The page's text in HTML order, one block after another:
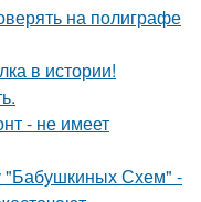
на полиграфе
в истории!
- не имеет
"Бабушкиных Схем" -